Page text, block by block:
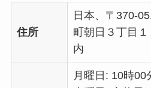
住所
日本、〒370-
町朝日３丁目
内
月曜日: 10時00